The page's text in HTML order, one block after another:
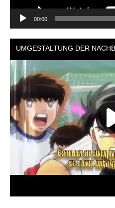
00:00